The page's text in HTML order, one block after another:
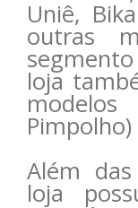
Uniê,
outras
loja
Além
loja